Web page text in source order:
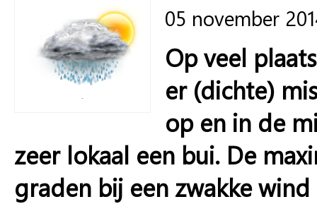
05 november
.
Op veel
er (dichte)
op en in de
zeer lokaal een bui. De
graden bij een zwakke